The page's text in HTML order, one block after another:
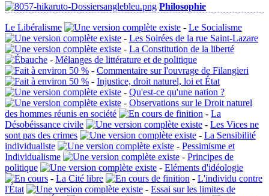
Philosophie
Le Libéralisme - Le Socialisme
- Les Soirées de la rue Saint-Lazare
- La Constitution de la liberté
- Mélanges de littérature et de politique
- Commentaire sur l'ouvrage de Filangieri
- Injustice, droit naturel, loi et État
- Qu'est-ce qu'une nation ?
- Observations sur le Droit naturel
des hommes réunis en société
- La
Désobéissance civile
- Les Vices ne
sont pas des crimes
- La Sensibilité
individualiste
- Pessimisme et
Individualisme
- Principes de
politique
- Eléments d'idéologie
- La Cité libre - L'individu contre
l'État
- Essai sur les limites de